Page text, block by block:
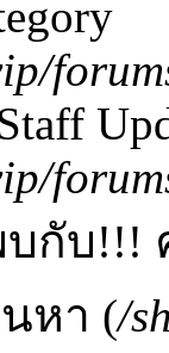
บกับ
หา (/